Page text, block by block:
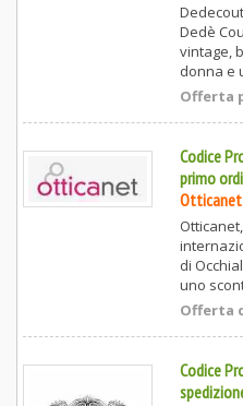
Dedè
vintage,
donna e
Offerta
Codice
primo
Otticanet
di
uno
Offerta
Codice